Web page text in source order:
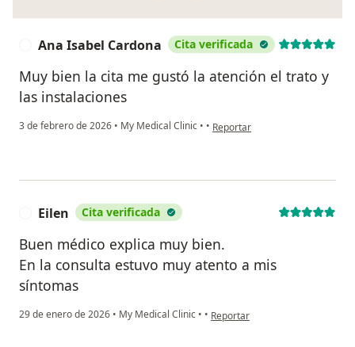
Ana Isabel Cardona Cita verificada
Muy bien la cita me gustó la atención el trato y
las instalaciones
3 de febrero de 2026 • My Medical Clinic • • en opinión del usuario Ana
Reportar
Eilen Cita verificada
Buen médico explica muy bien.
En la consulta estuvo muy atento a mis
síntomas
29 de enero de 2026 • My Medical Clinic • • en opinión del usuario Eilen
Reportar